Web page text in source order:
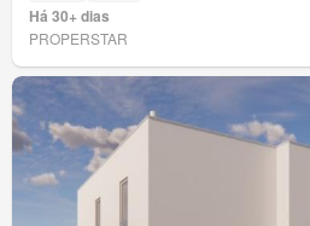
Há 30+ dias
PROPERSTAR